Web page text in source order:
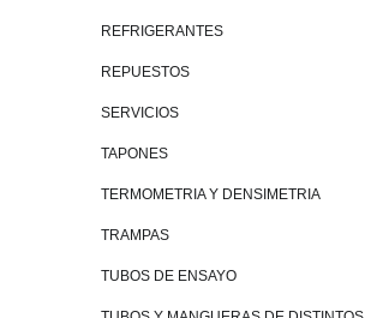
REFRIGERANTES
REPUESTOS
SERVICIOS
TAPONES
TERMOMETRIA Y DENSIMETRIA
TRAMPAS
TUBOS DE ENSAYO